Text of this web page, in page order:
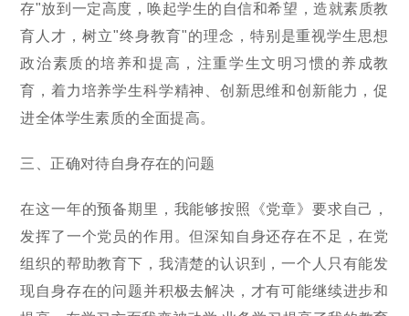
存"放到一定高度，唤起学生的自信和希望，造就素质教
育人才，树立"终身教育"的理念，特别是重视学生思想
政治素质的培养和提高，注重学生文明习惯的养成教
育，着力培养学生科学精神、创新思维和创新能力，促
进全体学生素质的全面提高。
三、正确对待自身存在的问题
在这一年的预备期里，我能够按照《党章》要求自己，
发挥了一个党员的作用。但深知自身还存在不足，在党
组织的帮助教育下，我清楚的认识到，一个人只有能发
现自身存在的问题并积极去解决，才有可能继续进步和